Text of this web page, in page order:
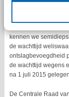
Er ontstond
kennen we
de wachttijd
ontslagbevoegdheid
de wachttijd wegens
na 1 juli 2015
De Centrale Raad